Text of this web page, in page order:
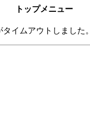
トップメニュー
イムアウトしました。